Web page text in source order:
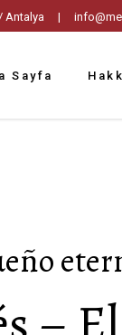
/ Antalya |
Sayfa